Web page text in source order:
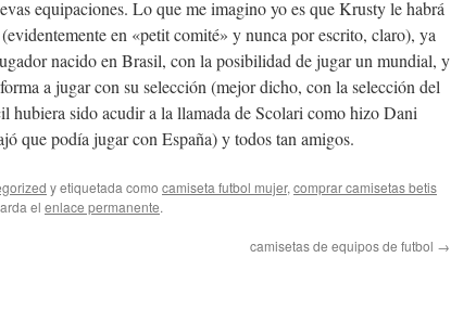
equipaciones. Lo que me imagino yo es que Krusty le habrá
en «petit comité» y nunca por escrito, claro), ya
nacido en Brasil, con la posibilidad de jugar un mundial, y
a jugar con su selección (mejor dicho, con la selección del
hubiera sido acudir a la llamada de Scolari como hizo Dani
que podía jugar con España) y todos tan amigos.
y etiquetada como camiseta futbol mujer, comprar camisetas betis
el enlace permanente.
camisetas de equipos de futbol →